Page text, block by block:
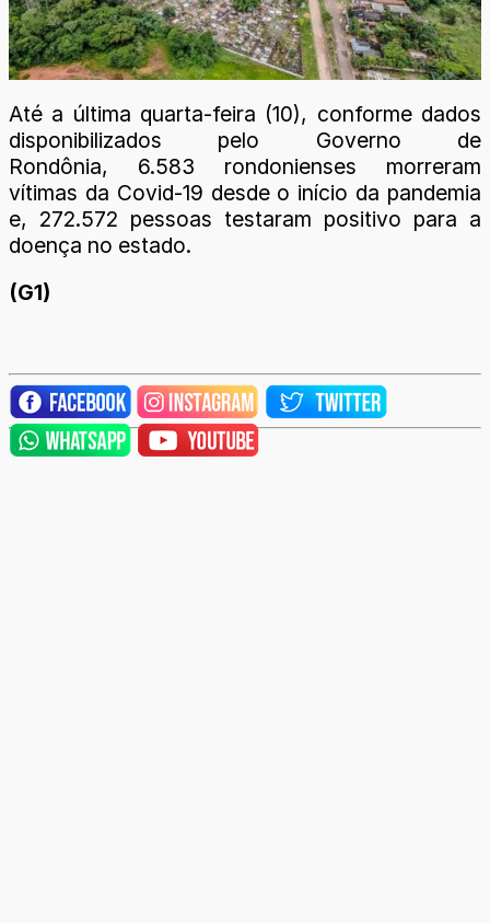
Até a última quarta-feira (10), conforme dados
disponibilizados pelo Governo de
Rondônia, 6.583 rondonienses morreram
vítimas da Covid-19 desde o início da pandemia
e, 272.572 pessoas testaram positivo para a
doença no estado.
(G1)